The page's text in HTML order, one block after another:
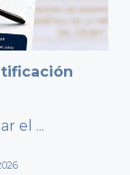
el ...